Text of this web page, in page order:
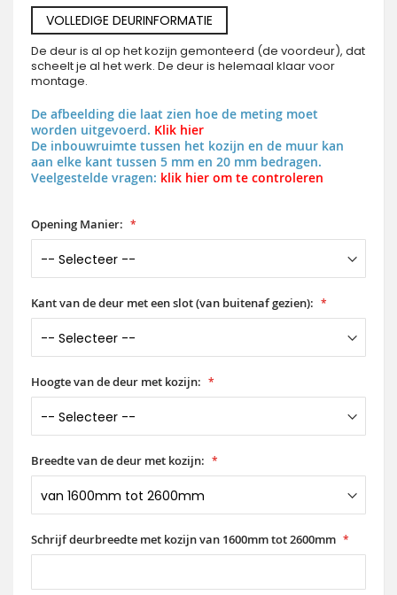
VOLLEDIGE DEURINFORMATIE
De deur is al op het kozijn gemonteerd (de voordeur), dat
scheelt je al het werk. De deur is helemaal klaar voor
montage.
De afbeelding die laat zien hoe de meting moet
worden uitgevoerd. Klik hier
De inbouwruimte tussen het kozijn en de muur kan
aan elke kant tussen 5 mm en 20 mm bedragen.
Veelgestelde vragen: klik hier om te controleren
Opening Manier:
Kant van de deur met een slot (van buitenaf gezien):
Hoogte van de deur met kozijn:
Breedte van de deur met kozijn:
Schrijf deurbreedte met kozijn van 1600mm tot 2600mm